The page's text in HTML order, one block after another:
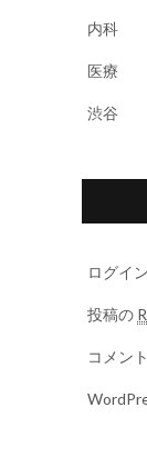
内科
医療
渋谷
ログイン
投稿の
コメン